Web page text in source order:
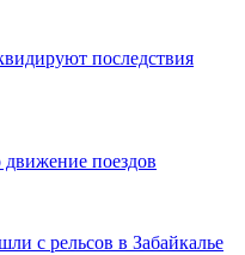
последствия
движение поездов
с рельсов в Забайкалье